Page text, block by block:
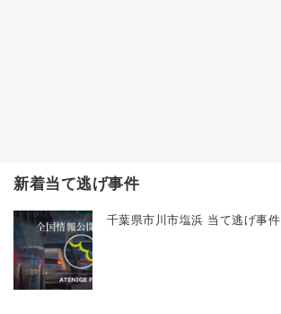
新着当て逃げ事件
千葉県市川市塩浜 当て逃げ事件